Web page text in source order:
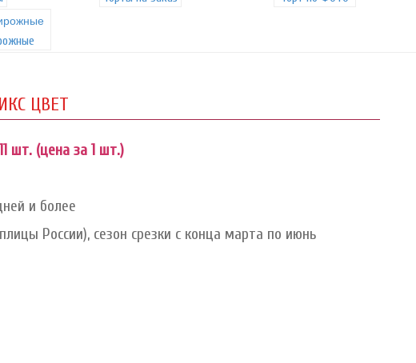
ЦВЕТ
шт. (цена за 1 шт.)
и более
России), сезон срезки с конца марта по июнь